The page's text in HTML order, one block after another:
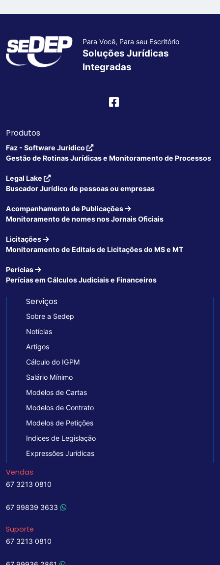
Para Você, Para seu Escritório
Soluções Jurídicas
Integradas
Produtos
Faz - Software Jurídico
Gestão de Rotinas Jurídicas e Monitoramento de Processos
Legal Lake
Buscador Jurídico de pessoas ou empresas
Acompanhamento de Publicações
Monitoramento de nomes nos Jornais Oficiais
Licitações
Monitoramento de Editais de Licitações do MS e MT
Perícias
Perícias em Cálculos Judiciais e Financeiros
Serviços
Sobre a Sedep
Notícias
Artigos
Cálculo do IGPM
Salário Mínimo
Modelos de Cartas
Modelos de Contrato
Modelos de Petições
Indices de Legislação
Expressões Jurídicas
Vendas
67 3213 0810
67 99839 3633
Suporte
67 3213 0810